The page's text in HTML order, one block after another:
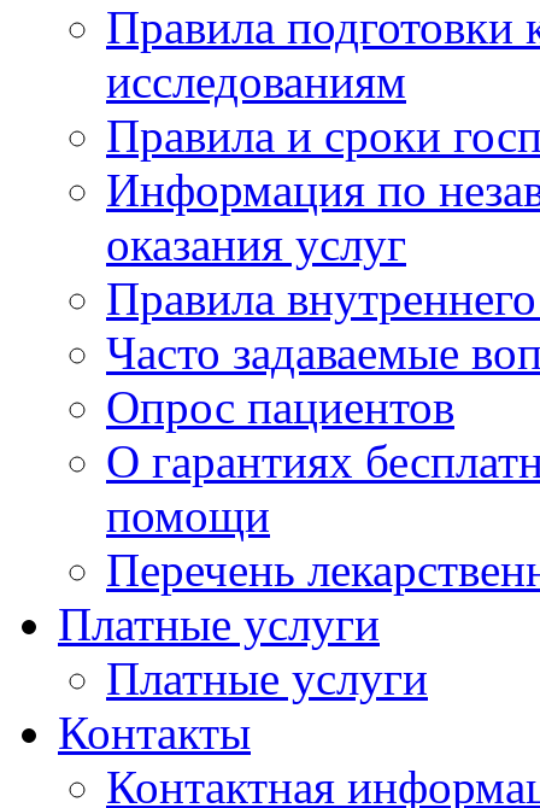
Правила подготовки
исследованиям
Правила и сроки
Информация по
оказания услуг
Правила
Часто задаваемые
Опрос пациентов
О гарантиях
помощи
Перечень
Платные услуги
Платные услуги
Контакты
Контактная